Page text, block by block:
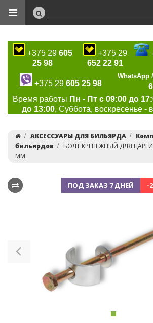
+375 29 605
25 98
+375 29
652 22 91
+375 29 605 25 98
WhatsApp
Время работы Пн - Пт с 09:00 до
до 13:00, Суббота, воскресенье -
АКСЕССУАРЫ ДЛЯ БИЛЬЯРДА
бильярдов
БОЛТ КРЕПЕЖНЫЙ ДЛЯ ЦАРГИ
ММ
ПОД ЗАКАЗ 7 ДНЕЙ -